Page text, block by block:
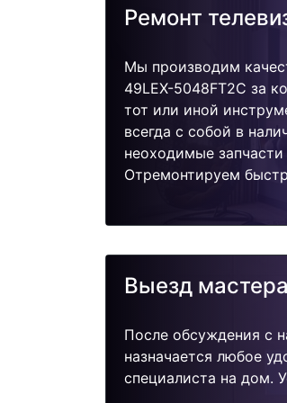
Ремонт
Мы производим
49LEX-5048FT2C за
тот или иной
всегда с собой в
неоходимые
Отремонтируем
Выезд
После обсуждения с
назначается любое
специалиста на дом.